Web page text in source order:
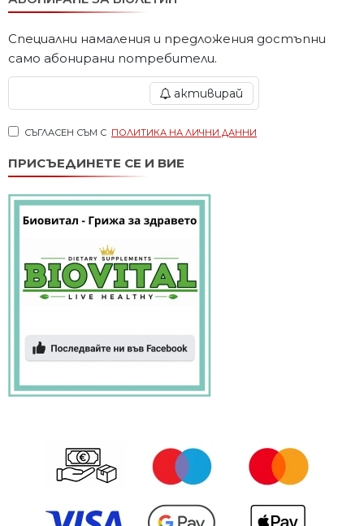
Специални намаления и предложения достъпни
само абонирани потребители.
активирай
СЪГЛАСЕН СЪМ С ПОЛИТИКА НА ЛИЧНИ ДАННИ
ПРИСЪЕДИНЕТЕ СЕ И ВИЕ